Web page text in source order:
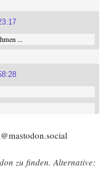
...
zu fin­den. Alter­na­ti­ve: